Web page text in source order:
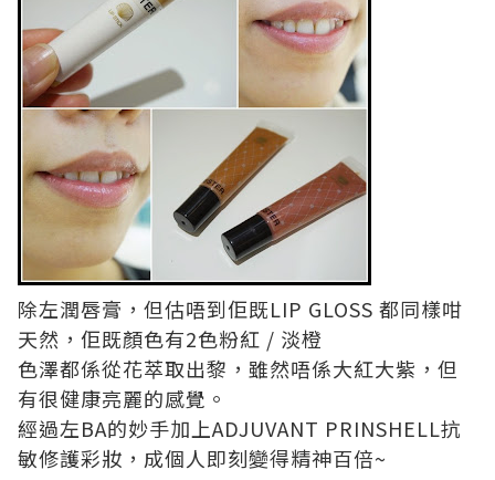
除左潤唇膏，但估唔到佢既LIP GLOSS 都同樣咁
天然，佢既顏色有2色粉紅 / 淡橙
色澤都係從花萃取出黎，雖然唔係大紅大紫，但
有很健康亮麗的感覺。
經過左BA的妙手加上ADJUVANT PRINSHELL抗
敏修護彩妝，成個人即刻變得精神百倍~